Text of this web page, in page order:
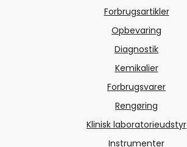
Forbrugsartikler
Opbevaring
Diagnostik
Kemikalier
Forbrugsvarer
Rengøring
Klinisk laboratorieudstyr
Instrumenter